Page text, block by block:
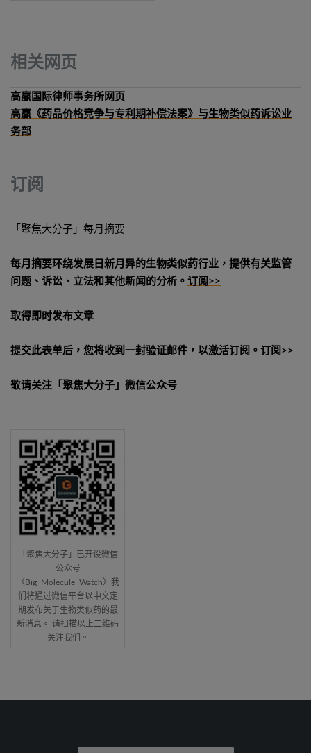
相关网页
高赢国际律师事务所网页
高赢《药品价格竞争与专利期补偿法案》与生物类似药诉讼业
务部
订阅
「聚焦大分子」每月摘要
每月摘要环绕发展日新月异的生物类似药行业，提供有关监管
问题、诉讼、立法和其他新闻的分析。 订阅>>
取得即时发布文章
提交此表单后，您将收到一封验证邮件，以激活订阅。 订阅>>
敬请关注「聚焦大分子」微信公众号
「聚焦大分子」已开设微信
公众号
（Big_Molecule_Watch）我
们将通过微信平台以中文定
期发布关于生物类似药的最
新消息。 请扫描以上二维码
关注我们。